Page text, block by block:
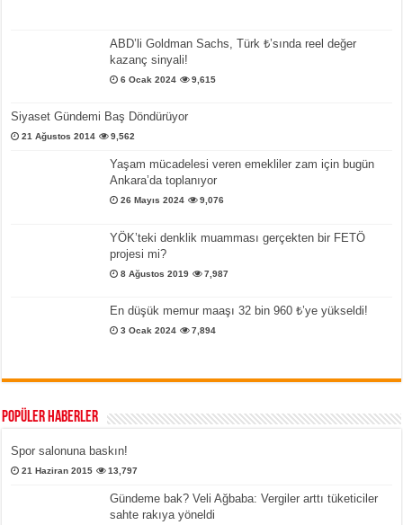
ABD’li Goldman Sachs, Türk ₺’sında reel değer
kazanç sinyali!
6 Ocak 2024 9,615
Siyaset Gündemi Baş Döndürüyor
21 Ağustos 2014 9,562
Yaşam mücadelesi veren emekliler zam için bugün
Ankara’da toplanıyor
26 Mayıs 2024 9,076
YÖK’teki denklik muamması gerçekten bir FETÖ
projesi mi?
8 Ağustos 2019 7,987
En düşük memur maaşı 32 bin 960 ₺’ye yükseldi!
3 Ocak 2024 7,894
Popüler Haberler
Spor salonuna baskın!
21 Haziran 2015 13,797
Gündeme bak? Veli Ağbaba: Vergiler arttı tüketiciler
sahte rakıya yöneldi